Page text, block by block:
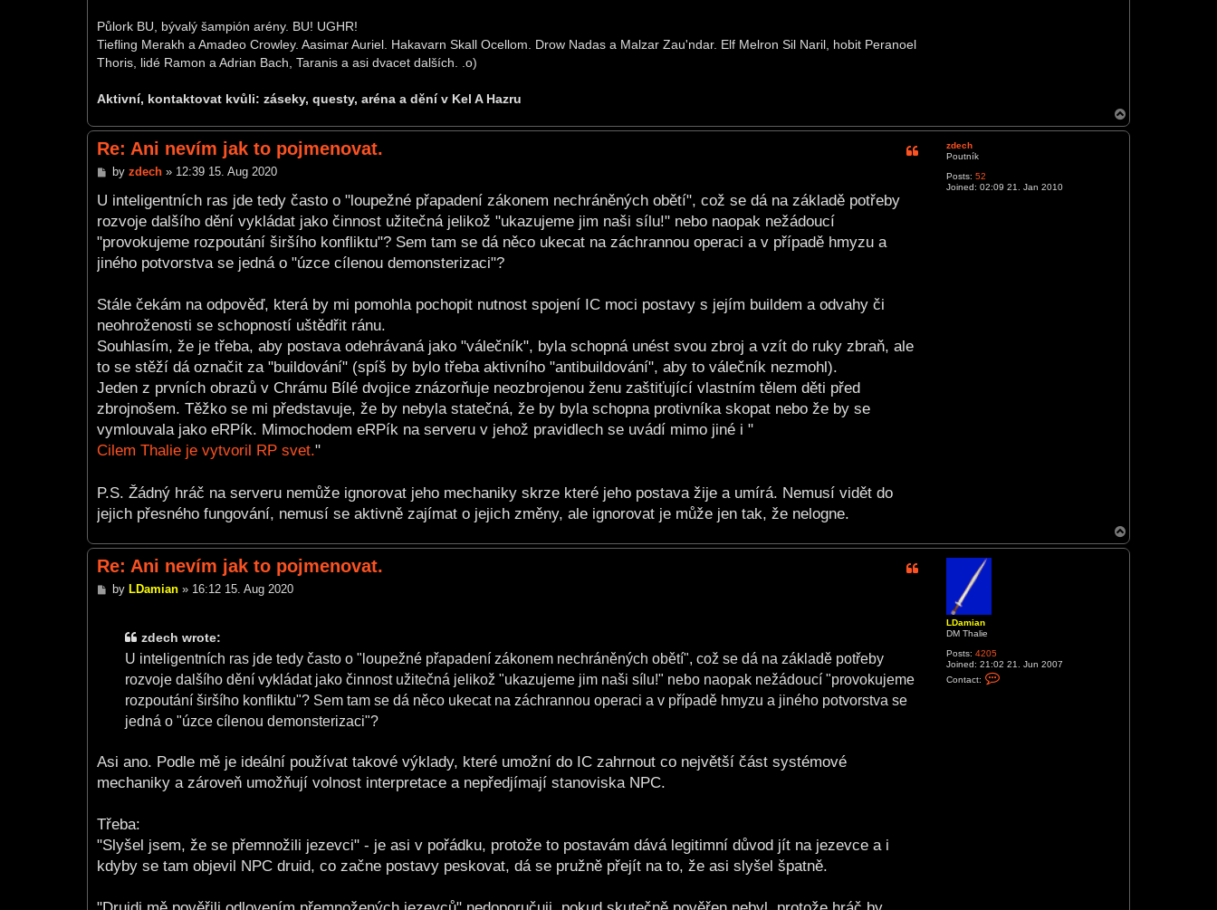
Půlork BU, bývalý šampión arény. BU! UGHR!
Tiefling Merakh a Amadeo Crowley. Aasimar Auriel. Hakavarn Skall Ocellom. Drow Nadas a Malzar Zau'ndar. Elf Melron Sil Naril, hobit Peranoel
Thoris, lidé Ramon a Adrian Bach, Taranis a asi dvacet dalších. .o)
Aktivní, kontaktovat kvůli: záseky, questy, aréna a dění v Kel A Hazru
o
p
zdech
Poutník
Posts: 52
Joined: 02:09 21. Jan 2010
Re: Ani nevím jak to pojmenovat.
P
s
by zdech» 12:39 15. Aug 2020
U inteligentních ras jde tedy často o "loupežné přapadení zákonem nechráněných obětí", což se dá na základě potřeby
rozvoje dalšího dění vykládat jako činnost užitečná jelikož "ukazujeme jim naši sílu!" nebo naopak nežádoucí
"provokujeme rozpoutání širšího konfliktu"? Sem tam se dá něco ukecat na záchrannou operaci a v případě hmyzu a
jiného potvorstva se jedná o "úzce cílenou demonsterizaci"?
Stále čekám na odpověď, která by mi pomohla pochopit nutnost spojení IC moci postavy s jejím buildem a odvahy či
neohroženosti se schopností uštědřit ránu.
Souhlasím, že je třeba, aby postava odehrávaná jako "válečník", byla schopná unést svou zbroj a vzít do ruky zbraň, ale
to se stěží dá označit za "buildování" (spíš by bylo třeba aktivního "antibuildování", aby to válečník nezmohl).
Jeden z prvních obrazů v Chrámu Bílé dvojice znázorňuje neozbrojenou ženu zaštiťující vlastním tělem děti před
zbrojnošem. Těžko se mi představuje, že by nebyla statečná, že by byla schopna protivníka skopat nebo že by se
vymlouvala jako eRPík. Mimochodem eRPík na serveru v jehož pravidlech se uvádí mimo jiné i "
Cilem Thalie je vytvoril RP svet."
P.S. Žádný hráč na serveru nemůže ignorovat jeho mechaniky skrze které jeho postava žije a umírá. Nemusí vidět do
jejich přesného fungování, nemusí se aktivně zajímat o jejich změny, ale ignorovat je může jen tak, že nelogne.
o
p
LDamian
DM Thalie
Posts: 4205
Joined: 21:02 21. Jun 2007
Contact:
Re: Ani nevím jak to pojmenovat.
Pby LDamian» 16:12 15. Aug 2020
zdech wrote:
U inteligentních ras jde tedy často o "loupežné přapadení zákonem nechráněných obětí", což se dá na základě potřeby
rozvoje dalšího dění vykládat jako činnost užitečná jelikož "ukazujeme jim naši sílu!" nebo naopak nežádoucí "provokujeme
rozpoutání širšího konfliktu"? Sem tam se dá něco ukecat na záchrannou operaci a v případě hmyzu a jiného potvorstva se
jedná o "úzce cílenou demonsterizaci"?
Asi ano. Podle mě je ideální používat takové výklady, které umožní do IC zahrnout co největší část systémové
mechaniky a zároveň umožňují volnost interpretace a nepředjímají stanoviska NPC.
Třeba:
"Slyšel jsem, že se přemnožili jezevci" - je asi v pořádku, protože to postavám dává legitimní důvod jít na jezevce a i
kdyby se tam objevil NPC druid, co začne postavy peskovat, dá se pružně přejít na to, že asi slyšel špatně.